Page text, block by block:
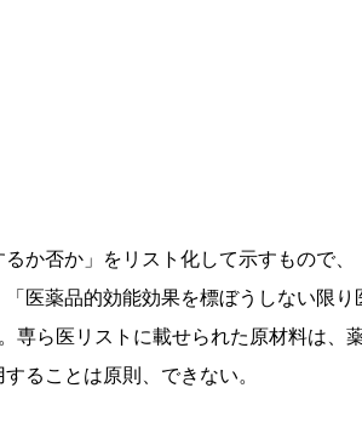
か否か」をリスト化して示すもので、
医薬品的効能効果を標ぼうしない限り
専ら医リストに載せられた原材料は、
ることは原則、できない。